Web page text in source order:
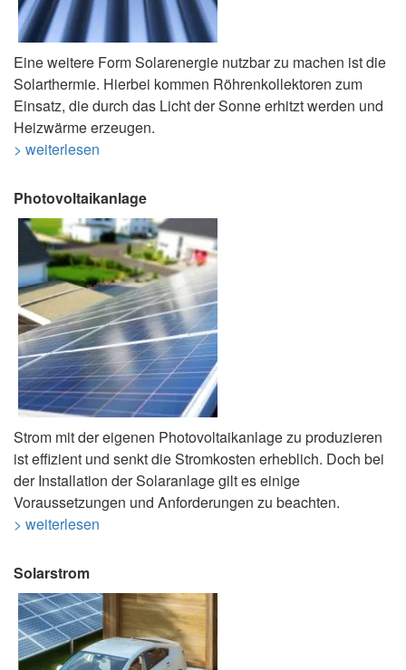
Eine weitere Form Solarenergie nutzbar zu machen ist die
Solarthermie. Hierbei kommen Röhrenkollektoren zum
Einsatz, die durch das Licht der Sonne erhitzt werden und
Heizwärme erzeugen.
> weiterlesen
Photovoltaikanlage
Strom mit der eigenen Photovoltaikanlage zu produzieren
ist effizient und senkt die Stromkosten erheblich. Doch bei
der Installation der Solaranlage gilt es einige
Voraussetzungen und Anforderungen zu beachten.
> weiterlesen
Solarstrom